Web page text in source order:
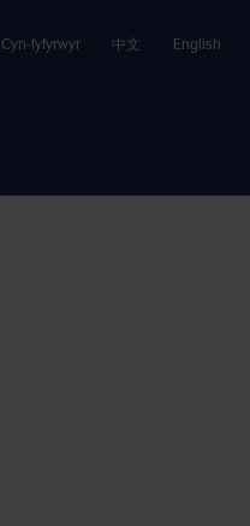
Cyn-fyfyrwyr 中文 English